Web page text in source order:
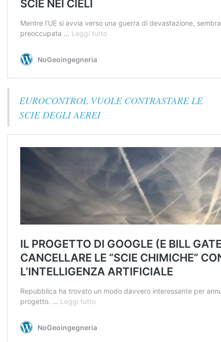
EUROCONTROL VUOLE CONTRASTARE LE
SCIE DEGLI AEREI